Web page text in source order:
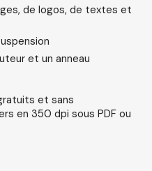
de logos, de textes et
et un anneau
et sans
en 350 dpi sous PDF ou